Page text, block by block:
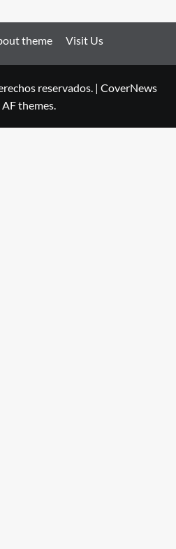
theme Visit Us
reservados. | CoverNews
themes.